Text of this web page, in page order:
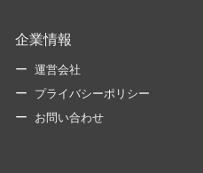
企業情報
運営会社
プライバシーポリシー
お問い合わせ